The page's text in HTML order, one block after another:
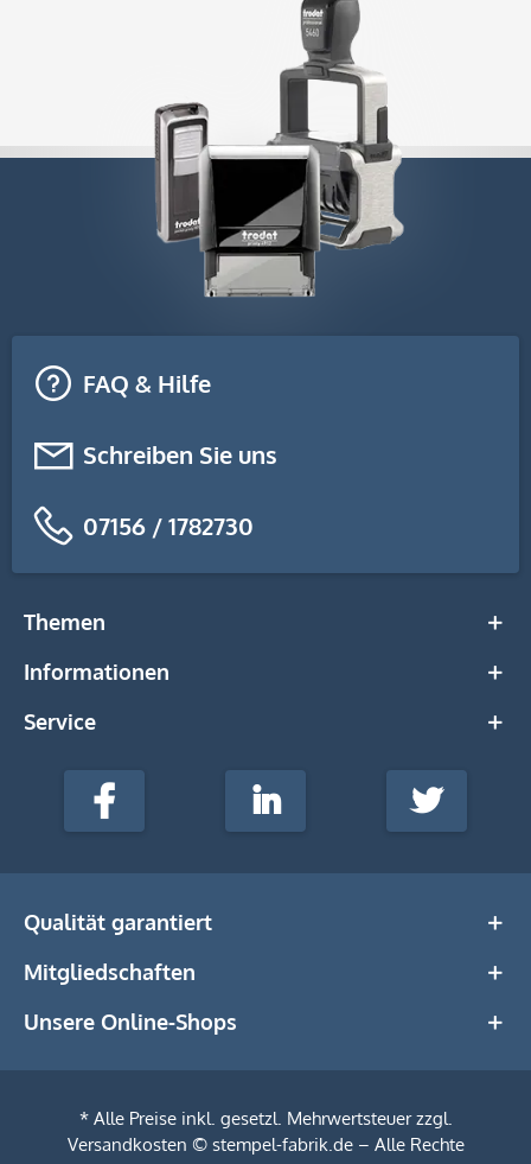
FAQ & Hilfe
Schreiben Sie uns
07156 / 1782730
Themen
Informationen
Service
stempel-
Media
Facebook LinkedIn Twitter
Qualität garantiert
Mitgliedschaften
Unsere Online-Shops
* Alle Preise inkl. gesetzl. Mehrwertsteuer zzgl.
Versandkosten © stempel-fabrik.de – Alle Rechte